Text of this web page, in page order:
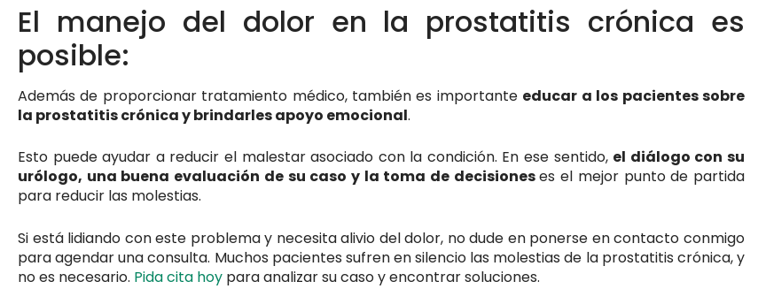
El manejo del dolor en la prostatitis crónica es
posible:
Además de proporcionar tratamiento médico, también es importante educar a los pacientes sobre
la prostatitis crónica y brindarles apoyo emocional.
Esto puede ayudar a reducir el malestar asociado con la condición. En ese sentido, el diálogo con su
urólogo, una buena evaluación de su caso y la toma de decisioneses el mejor punto de partida
para reducir las molestias.
Si está lidiando con este problema y necesita alivio del dolor, no dude en ponerse en contacto conmigo
para agendar una consulta. Muchos pacientes sufren en silencio las molestias de la prostatitis crónica, y
no es necesario. Pida cita hoy para analizar su caso y encontrar soluciones.